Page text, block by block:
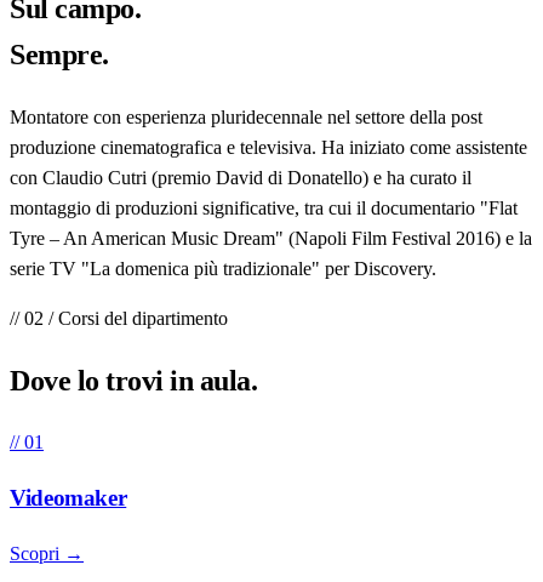
Sulcampo.
Sempre.
Montatore con esperienza pluridecennale nel settore della post
produzione cinematografica e televisiva. Ha iniziato come assistente
con Claudio Cutri (premio David di Donatello) e ha curato il
montaggio di produzioni significative, tra cui il documentario "Flat
Tyre – An American Music Dream" (Napoli Film Festival 2016) e la
serie TV "La domenica più tradizionale" per Discovery.
// 02 / Corsi del dipartimento
Dove lo trovi in aula.
// 01
Videomaker
Scopri →